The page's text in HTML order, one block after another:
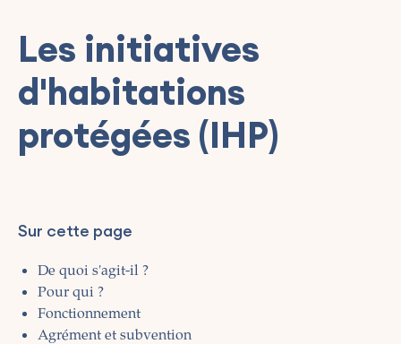
Les initiatives
d'habitations
protégées (IHP)
Sur cette page
De quoi s'agit-il ?
Pour qui ?
Fonctionnement
Agrément et subvention